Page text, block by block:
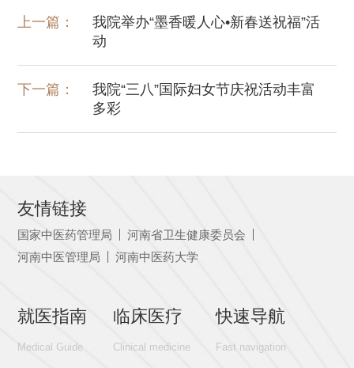
上一篇：
我院举办“墨香暖人心•新春送祝福”活
动
下一篇：
我院“三八”国际妇女节庆祝活动丰富
多彩
友情链接
国家中医药管理局
河南省卫生健康委员会
河南中医管理局
河南中医药大学
就医指南
Medical Guide
临床医疗
Clinical medicine
快速导航
Fast navigation